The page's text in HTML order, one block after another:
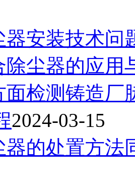
器安装技术问
除尘器的应用
面检测铸造厂
2024-03-15
器的处置方法